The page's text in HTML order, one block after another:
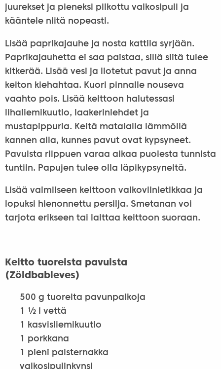
juurekset ja pieneksi pilkottu valkosipuli ja
kääntele niitä nopeasti.
Lisää paprikajauhe ja nosta kattila syrjään.
Paprikajauhetta ei saa paistaa, sillä siitä tulee
kitkerää. Lisää vesi ja liotetut pavut ja anna
keiton kiehahtaa. Kuori pinnalle nouseva
vaahto pois. Lisää keittoon halutessasi
lihaliemikuutio, laakerinlehdet ja
mustapippuria. Keitä matalalla lämmöllä
kannen alla, kunnes pavut ovat kypsyneet.
Pavuista riippuen varaa aikaa puolesta tunnista
tuntiin. Papujen tulee olla läpikypsyneitä.
Lisää valmiiseen keittoon valkoviinietikkaa ja
lopuksi hienonnettu persilja. Smetanan voi
tarjota erikseen tai laittaa keittoon suoraan.
Keitto tuoreista pavuista
(Zöldbableves)
500 g tuoreita pavunpalkoja
1 ½ l vettä
1 kasvisliemikuutio
1 porkkana
1 pieni palsternakka
valkosipulinkynsi